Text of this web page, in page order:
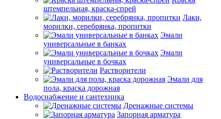
штемпельная, краска-спрей
Лаки,
морилки, серебрянка, пропитки
Эмали
универсальные в банках
Эмали
универсальные в бочках
Растворители
Эмали для
пола, краска дорожная
Водоснабжение и сантехника
Дренажные системы
Запорная арматура